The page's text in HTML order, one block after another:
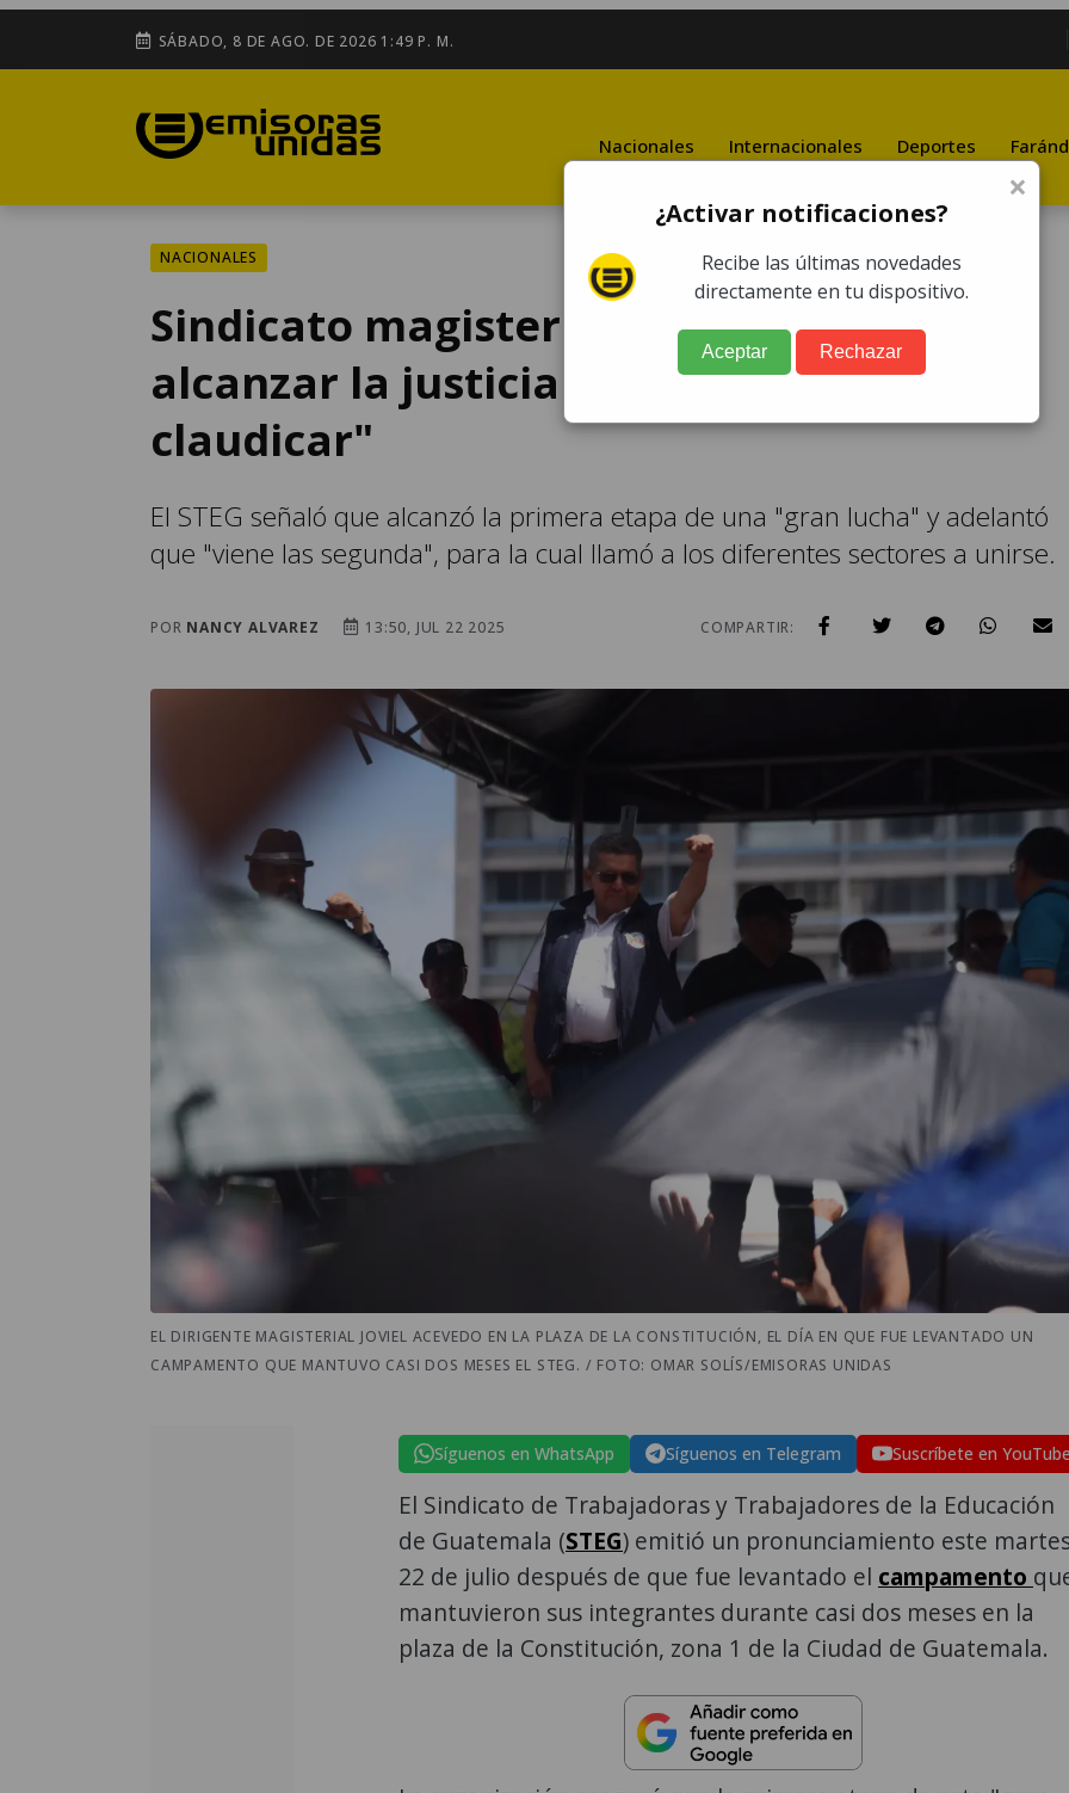
SÁBADO, 8 DE AGO. DE 2026 1:49 P. M.
Nacionales Internacionales Deportes
NACIONALES
Sindicato magisterial: "Las batallas por
alcanzar la justicia social continúan sin
claudicar"
El STEG señaló que alcanzó la primera etapa de una "gran lucha" y adelantó
que "viene las segunda", para la cual llamó a los diferentes sectores a unirse.
POR NANCY ALVAREZ 13:50, JUL 22 2025 COMPARTIR:
EL DIRIGENTE MAGISTERIAL JOVIEL ACEVEDO EN LA PLAZA DE LA CONSTITUCIÓN, EL DÍA EN QUE FUE LEVANTADO UN
CAMPAMENTO QUE MANTUVO CASI DOS MESES EL STEG. / FOTO: OMAR SOLÍS/EMISORAS UNIDAS
Síguenos en WhatsApp Síguenos en Telegram Suscríbete en YouTube
El Sindicato de Trabajadoras y Trabajadores de la Educación
de Guatemala (STEG) emitió un pronunciamiento este
22 de julio después de que fue levantado el campamento
mantuvieron sus integrantes durante casi dos meses en la
plaza de la Constitución, zona 1 de la Ciudad de Guatemala.
×
¿Activar notificaciones?
Recibe las últimas novedades
directamente en tu dispositivo.
Aceptar Rechazar